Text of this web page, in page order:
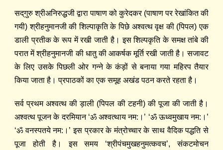
सद्‌गुरु श्रीअनिरुद्धजी द्वारा पाषाण को कुरेदकर (पाषाण पर रेखांकित की
गयी) श्रीहनुमानजी की शिल्पाकृति के पिछे अश्वत्थ वृक्ष की (पिपल) एक
डाली प्रतीक के रूप में रखी जाती है। इस शिल्पकृति के समक्ष तांबे की
परात में श्रीहनुमानजी की धातु की आकर्षक मूर्ति रखी जाती है। सजावट
के लिए उसके पिछली ओर गन्ने के कंड़ों से बनाया गया महिरप तैयार
किया जाता है। प्रपाठकों का एक समूह अखंड पठन करते रहता है।
सर्व प्रथम अश्वत्थ की ड़ाली (पिपल की टहनी) की पूजा की जाती है।
अश्वत्थ पूजन के दरमियान ‘ॐ अश्वत्थाय नम:।’ ‘ॐ ऊध्वमुखाय नम:।’
‘ॐ वनस्पतये नम:।’ इस प्रकार के मंत्रोच्चार के साथ वैदिक पद्धति से
पूजा होती है। इस समय ‘श्रीपंचमुखहनुमत्कवच’, संकटमोचन